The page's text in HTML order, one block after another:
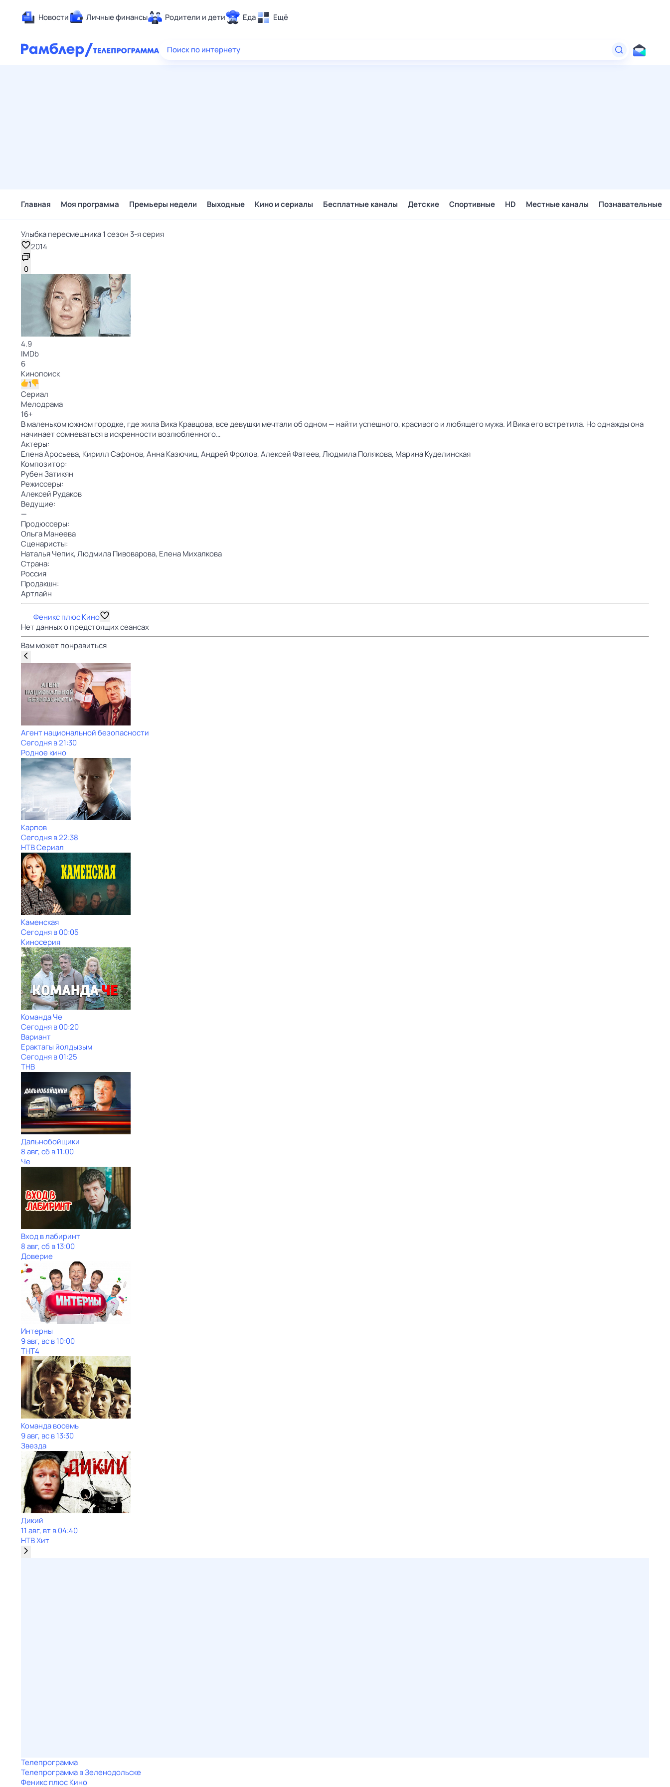
Новости Личные финансы Родители и дети Еда Ещё
Здоровье
Поиск по интернету
Главная Моя программа Премьеры недели Выходные Кино и сериалы Бесплатные каналы Детские Спортивные HD Местные каналы Познавательные
Улыбка пересмешника 1 сезон 3-я серия
2014
0
4.9
IMDb
6
Кинопоиск
1
Сериал
Мелодрама
16+
В маленьком южном городке, где жила Вика Кравцова, все девушки мечтали об одном — найти успешного, красивого и любящего мужа. И Вика его встретила. Но однажды она
начинает сомневаться в искренности возлюбленного…
Актеры:
Елена Аросьева, Кирилл Сафонов,Анна Казючиц,Андрей Фролов,Алексей Фатеев,Людмила Полякова, Марина Куделинская
Композитор:
Рубен Затикян
Режиссеры:
Алексей Рудаков
Ведущие:
—
Продюссеры:
Ольга Манеева
Сценаристы:
Наталья Чепик,Людмила Пивоварова, Елена Михалкова
Страна:
Россия
Продакшн:
Артлайн
Феникс плюс Кино
Нет данных о предстоящих сеансах
Вам может понравиться
Агент национальной безопасности
Сегодня в 21:30
Родное кино
Карпов
Сегодня в 22:38
НТВ Сериал
Каменская
Сегодня в 00:05
Киносерия
Команда Че
Сегодня в 00:20
Вариант
Ерактагы йолдызым
Сегодня в 01:25
ТНВ
Дальнобойщики
8 авг, сб в 11:00
Че
Вход в лабиринт
8 авг, сб в 13:00
Доверие
Интерны
9 авг, вс в 10:00
ТНТ4
Команда восемь
9 авг, вс в 13:30
Звезда
Дикий
11 авг, вт в 04:40
НТВ Хит
Телепрограмма
Телепрограмма в Зеленодольске
Феникс плюс Кино